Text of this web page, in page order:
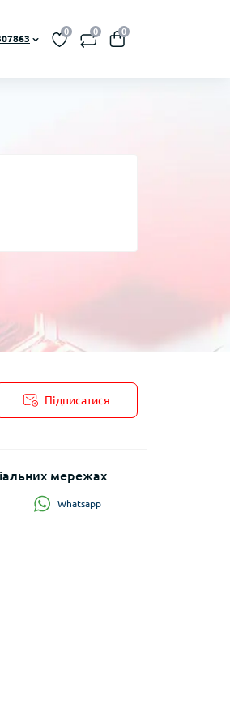
0 0 0
Підписатися
мережах
Whatsapp